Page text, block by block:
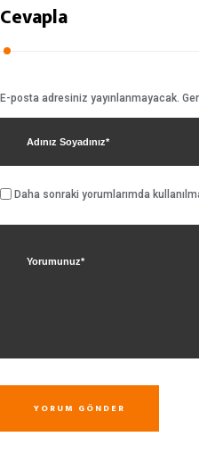
Cevapla
E-posta adresiniz yayınlanmayacak.
Daha sonraki yorumlarımda
YORUM GÖNDER